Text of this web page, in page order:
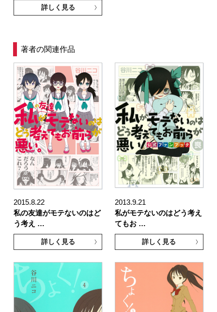
詳しく見る
著者の関連作品
2015.8.22
私の友達がモテないのはど
う考え …
詳しく見る
2013.9.21
私がモテないのはどう考え
てもお …
詳しく見る